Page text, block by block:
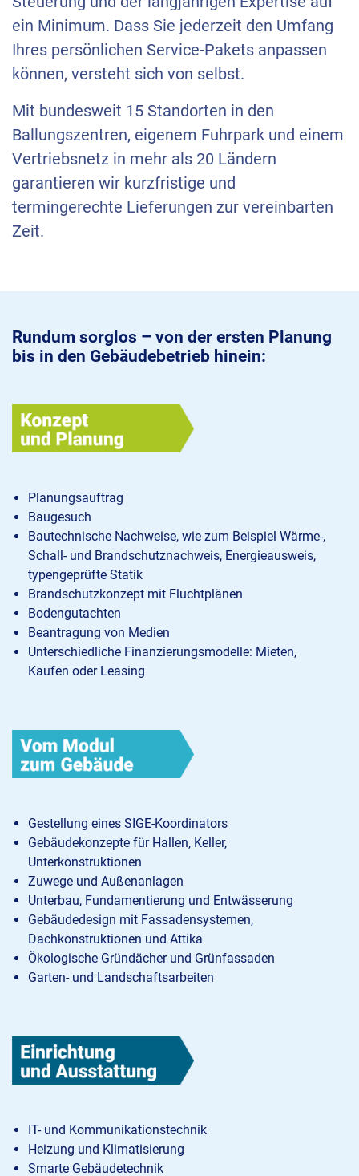
ein Minimum. Dass Sie jederzeit den Umfang
Ihres persönlichen Service-Pakets anpassen
können, versteht sich von selbst.
Mit bundesweit 15 Standorten in den
Ballungszentren, eigenem Fuhrpark und einem
Vertriebsnetz in mehr als 20 Ländern
garantieren wir kurzfristige und
termingerechte Lieferungen zur vereinbarten
Zeit.
Rundum sorglos – von der ersten Planung
bis in den Gebäudebetrieb hinein:
Planungsauftrag
Baugesuch
Bautechnische Nachweise, wie zum Beispiel Wärme-,
Schall- und Brandschutznachweis, Energieausweis,
typengeprüfte Statik
Brandschutzkonzept mit Fluchtplänen
Bodengutachten
Beantragung von Medien
Unterschiedliche Finanzierungsmodelle: Mieten,
Kaufen oder Leasing
Gestellung eines SIGE-Koordinators
Gebäudekonzepte für Hallen, Keller,
Unterkonstruktionen
Zuwege und Außenanlagen
Unterbau, Fundamentierung und Entwässerung
Gebäudedesign mit Fassadensystemen,
Dachkonstruktionen und Attika
Ökologische Gründächer und Grünfassaden
Garten- und Landschaftsarbeiten
IT- und Kommunikationstechnik
Heizung und Klimatisierung
Smarte Gebäudetechnik